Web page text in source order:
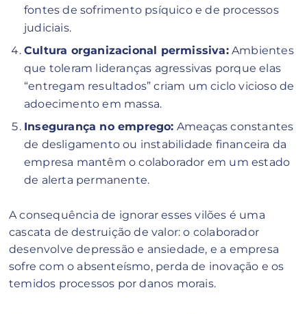
fontes de sofrimento psíquico e de processos
judiciais.
Cultura organizacional permissiva:Ambientes
que toleram lideranças agressivas porque elas
“entregam resultados” criam um ciclo vicioso de
adoecimento em massa.
Insegurança no emprego: Ameaças constantes
de desligamento ou instabilidade financeira da
empresa mantêm o colaborador em um estado
de alerta permanente.
A consequência de ignorar esses vilões é uma
cascata de destruição de valor: o colaborador
desenvolve depressão e ansiedade, e a empresa
sofre com o absenteísmo, perda de inovação e os
temidos processos por danos morais.